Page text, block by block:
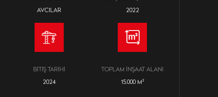
AVCILAR 2022
BITIŞ TARIHI
2024
TOPLAM İNŞAAT ALANI
15.000 M²